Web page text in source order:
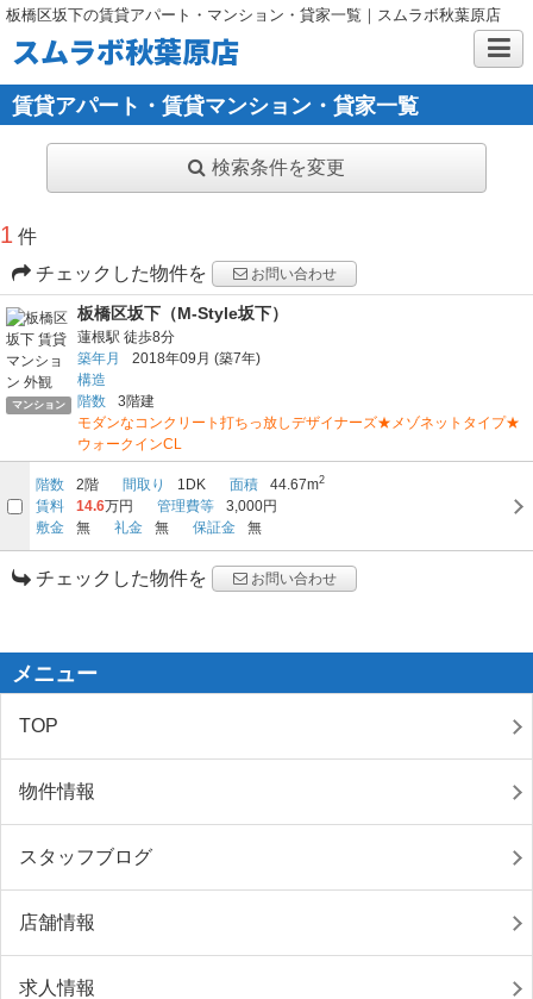
板橋区坂下の賃貸アパート・マンション・貸家一覧｜スムラボ秋葉原店
スムラボ秋葉原店
賃貸アパート・賃貸マンション・貸家一覧
検索条件を変更
1 件
チェックした物件を
お問い合わせ
マンション
板橋区坂下（M-Style坂下）
蓮根駅 徒歩8分
築年月
2018年09月 (築7年)
構造
階数
3階建
モダンなコンクリート打ちっ放しデザイナーズ★メゾネットタイプ★
ウォークインCL
階数 2階 間取り 1DK 面積 44.67m2
賃料 14.6万円 管理費等
3,000円
敷金
無 礼金 無 保証金 無
チェックした物件を お問い合わせ
メニュー
TOP
物件情報
スタッフブログ
店舗情報
求人情報